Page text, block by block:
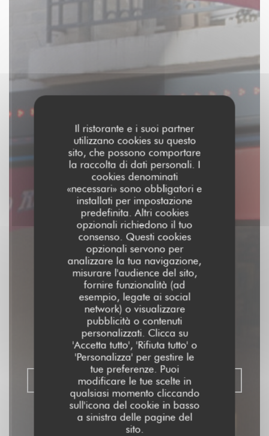
Il ristorante e i suoi partner
utilizzano cookies su questo
sito, che possono comportare
la raccolta di dati personali. I
cookies denominati
«necessari» sono obbligatori e
installati per impostazione
predefinita. Altri cookies
opzionali richiedono il tuo
consenso. Questi cookies
opzionali servono per
analizzare la tua navigazione,
misurare l'audience del sito,
fornire funzionalità (ad
esempio, legate ai social
network) o visualizzare
pubblicità o contenuti
personalizzati. Clicca su
'Accetta tutto', 'Rifiuta tutto' o
'Personalizza' per gestire le
tue preferenze. Puoi
modificare le tue scelte in
qualsiasi momento cliccando
sull'icona del cookie in basso
a sinistra delle pagine del
sito.
Aux Dés Calés 17 -
Legendre
RISTORANTE - BISTROT - BAR|
PRENOTA